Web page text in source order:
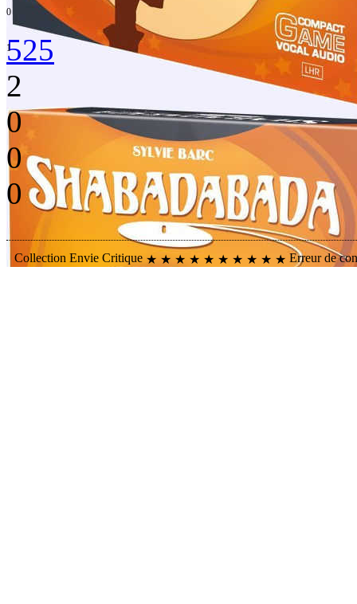
0
1
525
2
0
0
0
Collection Envie Critique ★ ★ ★ ★ ★ ★ ★ ★ ★ ★ Erreur de